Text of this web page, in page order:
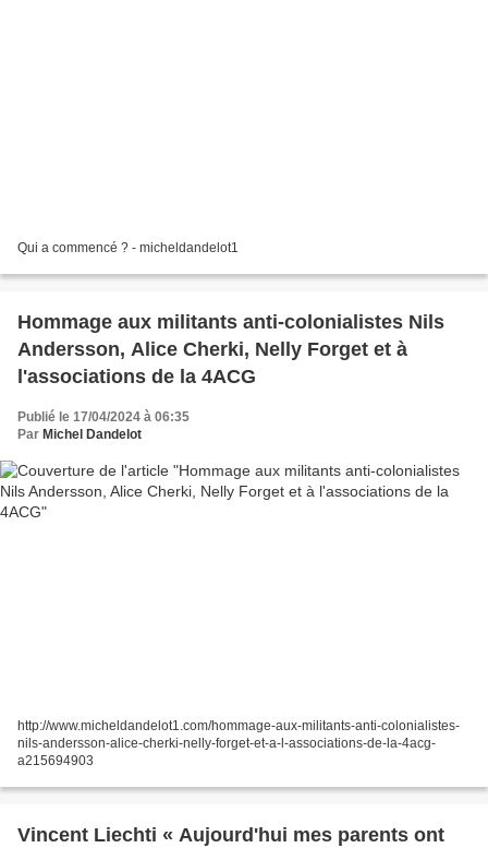
Qui a commencé ? - micheldandelot1
Hommage aux militants anti-colonialistes Nils
Andersson, Alice Cherki, Nelly Forget et à
l'associations de la 4ACG
Publié le 17/04/2024 à 06:35
Par Michel Dandelot
http://www.micheldandelot1.com/hommage-aux-militants-anti-colonialistes-
nils-andersson-alice-cherki-nelly-forget-et-a-l-associations-de-la-4acg-
a215694903
Vincent Liechti « Aujourd'hui mes parents ont